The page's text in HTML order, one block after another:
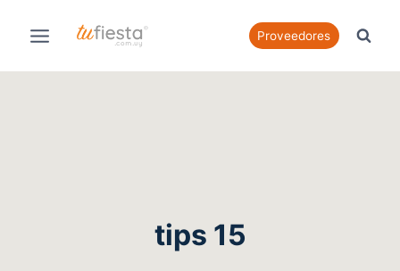
Proveedores
tips 15